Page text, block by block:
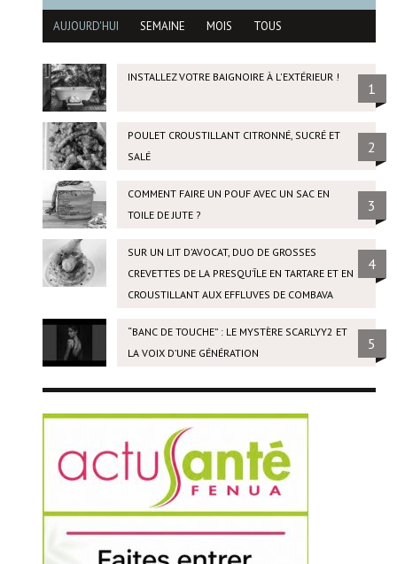
AUJOURD'HUI SEMAINE MOIS TOUS
INSTALLEZ VOTRE BAIGNOIRE À L'EXTÉRIEUR !
1
POULET CROUSTILLANT CITRONNÉ, SUCRÉ ET
SALÉ
2
COMMENT FAIRE UN POUF AVEC UN SAC EN
TOILE DE JUTE ?
3
SUR UN LIT D’AVOCAT, DUO DE GROSSES
CREVETTES DE LA PRESQU’ÎLE EN TARTARE ET EN
CROUSTILLANT AUX EFFLUVES DE COMBAVA
4
“BANC DE TOUCHE” : LE MYSTÈRE SCARLYY2 ET
LA VOIX D’UNE GÉNÉRATION
5